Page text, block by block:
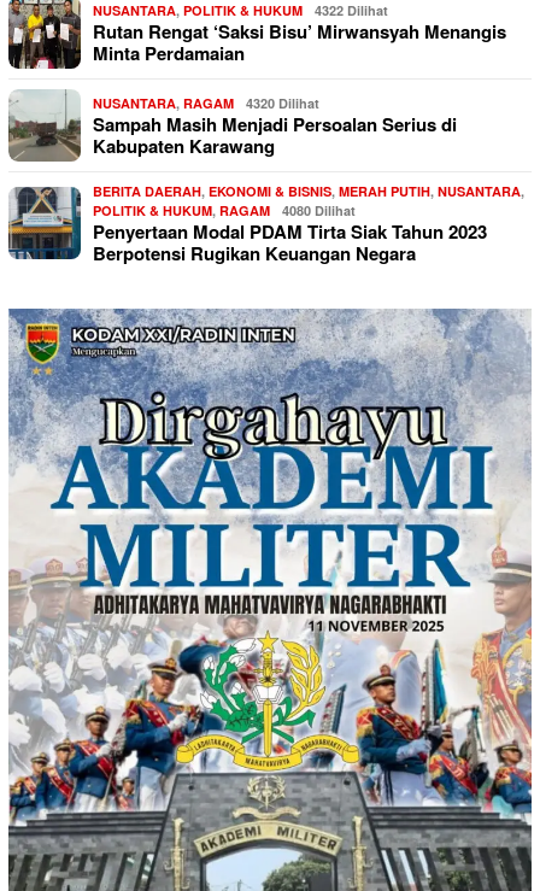
NUSANTARA, POLITIK & HUKUM 4322 Dilihat
Rutan Rengat ‘Saksi Bisu’ Mirwansyah Menangis
Minta Perdamaian
NUSANTARA, RAGAM 4320 Dilihat
Sampah Masih Menjadi Persoalan Serius di
Kabupaten Karawang
BERITA DAERAH, EKONOMI & BISNIS, MERAH PUTIH, NUSANTARA,
POLITIK & HUKUM, RAGAM 4080 Dilihat
Penyertaan Modal PDAM Tirta Siak Tahun 2023
Berpotensi Rugikan Keuangan Negara